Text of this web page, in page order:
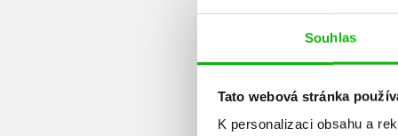
Souhlas
Tato webová stránka
K personalizaci obsahu a
Do košíku